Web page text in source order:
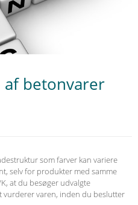
betonvarer
som farver kan variere
selv for produkter med samme
at du besøger udvalgte
varen, inden du beslutter